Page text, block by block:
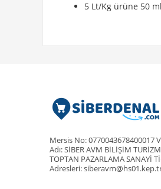
5 Lt/Kg ürüne 50
Mersis No: 0770043678400017
Adı: SİBER AVM BİLİŞİM
TOPTAN PAZARLAMA SANAYİ
Adresleri: